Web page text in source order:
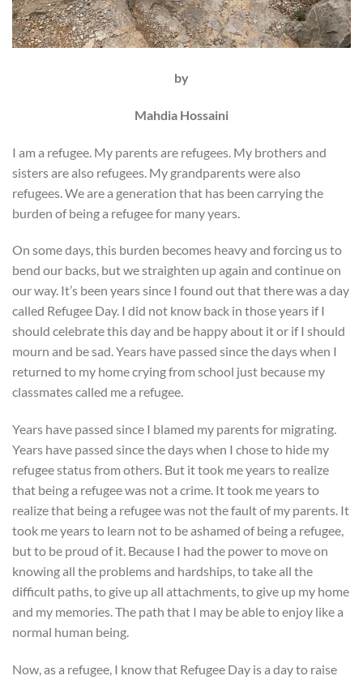
by
Mahdia Hossaini
I am a refugee. My parents are refugees. My brothers and
sisters are also refugees. My grandparents were also
refugees. We are a generation that has been carrying the
burden of being a refugee for many years.
On some days, this burden becomes heavy and forcing us to
bend our backs, but we straighten up again and continue on
our way. It’s been years since I found out that there was a day
called Refugee Day. I did not know back in those years if I
should celebrate this day and be happy about it or if I should
mourn and be sad. Years have passed since the days when I
returned to my home crying from school just because my
classmates called me a refugee.
Years have passed since I blamed my parents for migrating.
Years have passed since the days when I chose to hide my
refugee status from others. But it took me years to realize
that being a refugee was not a crime. It took me years to
realize that being a refugee was not the fault of my parents. It
took me years to learn not to be ashamed of being a refugee,
but to be proud of it. Because I had the power to move on
knowing all the problems and hardships, to take all the
difficult paths, to give up all attachments, to give up my home
and my memories. The path that I may be able to enjoy like a
normal human being.
Now, as a refugee, I know that Refugee Day is a day to raise